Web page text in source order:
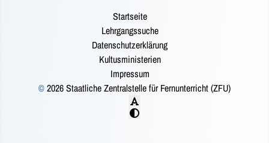
Startseite
Lehrgangssuche
Datenschutzerklärung
Kultusministerien
Impressum
©2026 Staatliche Zentralstelle für Fernunterricht (ZFU)